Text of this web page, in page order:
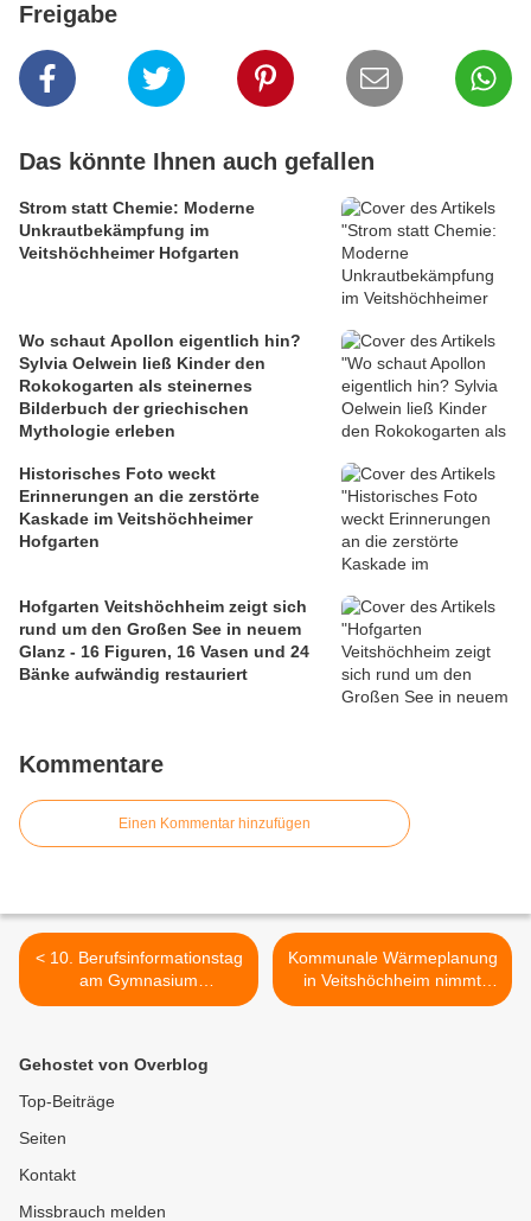
Freigabe
Das könnte Ihnen auch gefallen
Strom statt Chemie: Moderne
Unkrautbekämpfung im
Veitshöchheimer Hofgarten
Wo schaut Apollon eigentlich hin?
Sylvia Oelwein ließ Kinder den
Rokokogarten als steinernes
Bilderbuch der griechischen
Mythologie erleben
Historisches Foto weckt
Erinnerungen an die zerstörte
Kaskade im Veitshöchheimer
Hofgarten
Hofgarten Veitshöchheim zeigt sich
rund um den Großen See in neuem
Glanz - 16 Figuren, 16 Vasen und 24
Bänke aufwändig restauriert
Kommentare
Einen Kommentar hinzufügen
< 10. Berufsinformationstag
am Gymnasium
Veitshöchheim – Kleines
Kommunale Wärmeplanung
in Veitshöchheim nimmt
konkrete Formen an >
Gehostet von Overblog
Top-Beiträge
Seiten
Kontakt
Missbrauch melden